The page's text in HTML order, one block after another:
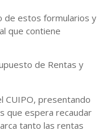
de estos formularios y
que contiene
de Rentas y
CUIPO, presentando
que espera recaudar
tanto las rentas